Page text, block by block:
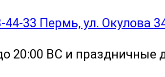
44-33 Пермь, ул. Окулова
20:00 ВС и праздничные